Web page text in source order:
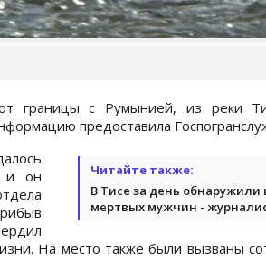
границы с Румынией, из реки
предоставила
Читайте также:
В Тисе за день обнаружили
мертвых мужчин -
и он
На место также были вызваны